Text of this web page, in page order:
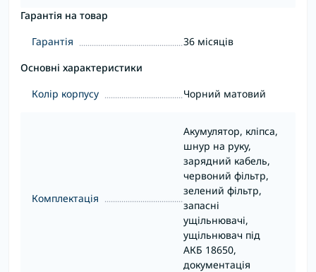
Гарантія на товар
Гарантія
36 місяців
Основні характеристики
Колір корпусу
Чорний матовий
Комплектація
Акумулятор, кліпса,
шнур на руку,
зарядний кабель,
червоний фільтр,
зелений фільтр,
запасні
ущільнювачі,
ущільнювач під
АКБ 18650,
документація